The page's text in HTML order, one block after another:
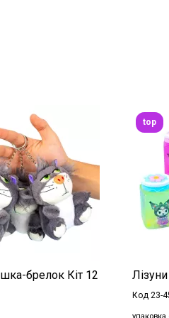
брелок Кіт 12
Код 23-
упаковка
top